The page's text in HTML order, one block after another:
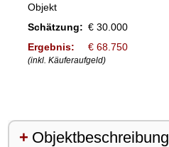
Objekt
Schätzung: € 30.000
Ergebnis:
€ 68.750
(inkl. Käuferaufgeld)
Objektbeschreibung